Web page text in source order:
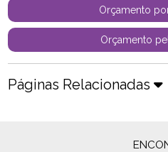
Orçamento
Orçamento
Páginas Relacionadas